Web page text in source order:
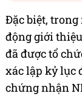
Đặc biệt,
động giới
đã được tổ
xác lập kỷ lục
chứng nhận